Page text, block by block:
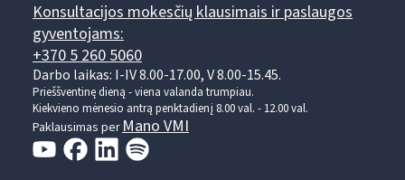
Konsultacijos mokesčių klausimais ir paslaugos
gyventojams:
+370 5 260 5060
Darbo laikas: I-IV 8.00-17.00, V 8.00-15.45.
Prieššventinę dieną - viena valanda trumpiau.
Kiekvieno mėnesio antrą penktadienį 8.00 val. - 12.00 val.
Paklausimas perMano VMI